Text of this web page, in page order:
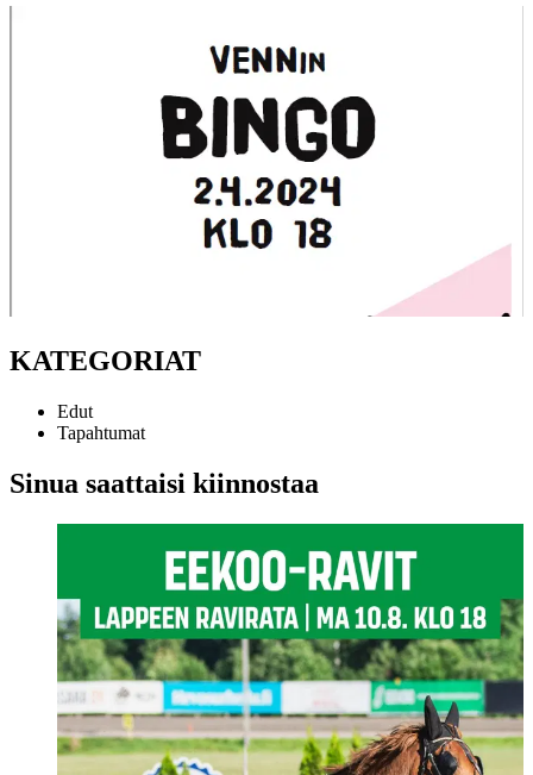
KATEGORIAT
Edut
Tapahtumat
Sinua saattaisi kiinnostaa